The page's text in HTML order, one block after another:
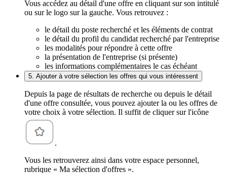
Vous accédez au détail d'une offre en cliquant sur son intitulé
ou sur le logo sur la gauche. Vous retrouvez :
le détail du poste recherché et les éléments de contrat
le détail du profil du candidat recherché par l'entreprise
les modalités pour répondre à cette offre
la présentation de l'entreprise (si présente)
les informations complémentaires le cas échéant
5. Ajouter à votre sélection les offres qui vous intéressent
Depuis la page de résultats de recherche ou depuis le détail
d'une offre consultée, vous pouvez ajouter la ou les offres de
votre choix à votre sélection. Il suffit de cliquer sur l'icône
.
Vous les retrouverez ainsi dans votre espace personnel,
rubrique « Ma sélection d'offres ».